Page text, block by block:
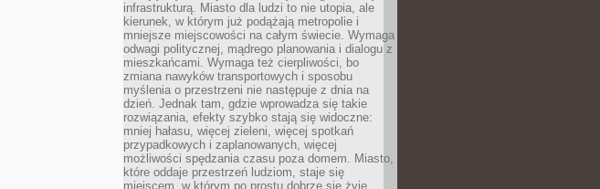
infrastrukturą. Miasto dla ludzi to nie utopia, ale
kierunek, w którym już podążają metropolie i
mniejsze miejscowości na całym świecie. Wymaga
odwagi politycznej, mądrego planowania i dialogu z
mieszkańcami. Wymaga też cierpliwości, bo
zmiana nawyków transportowych i sposobu
myślenia o przestrzeni nie następuje z dnia na
dzień. Jednak tam, gdzie wprowadza się takie
rozwiązania, efekty szybko stają się widoczne:
mniej hałasu, więcej zieleni, więcej spotkań
przypadkowych i zaplanowanych, więcej
możliwości spędzania czasu poza domem. Miasto,
które oddaje przestrzeń ludziom, staje się
miejscem, w którym po prostu dobrze się żyje.